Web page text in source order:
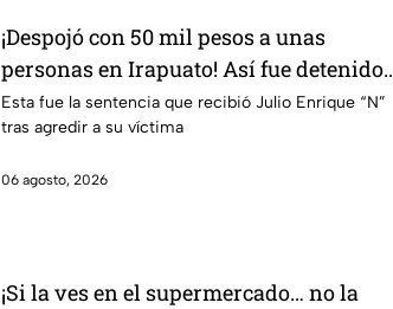
¡Despojó con 50 mil pesos a unas
personas en Irapuato! Así fue detenido
el presunto responsable
Esta fue la sentencia que recibió Julio Enrique “N”
tras agredir a su víctima
06 agosto, 2026
¡Si la ves en el supermercado… no la